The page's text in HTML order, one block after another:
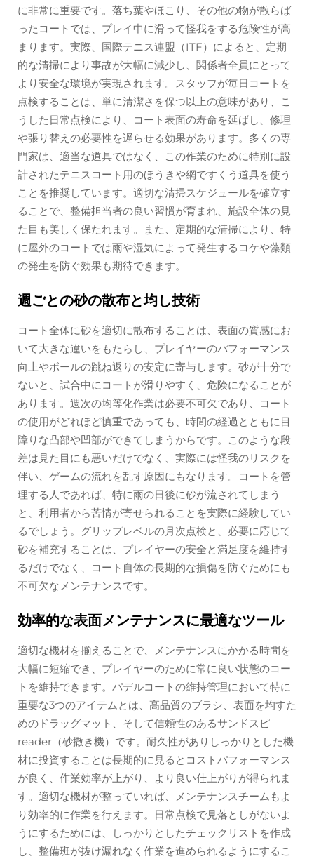
に非常に重要です。落ち葉やほこり、その他の物が散らば
ったコートでは、プレイ中に滑って怪我をする危険性が高
まります。実際、国際テニス連盟（ITF）によると、定期
的な清掃により事故が大幅に減少し、関係者全員にとって
より安全な環境が実現されます。スタッフが毎日コートを
点検することは、単に清潔さを保つ以上の意味があり、こ
うした日常点検により、コート表面の寿命を延ばし、修理
や張り替えの必要性を遅らせる効果があります。多くの専
門家は、適当な道具ではなく、この作業のために特別に設
計されたテニスコート用のほうきや網ですくう道具を使う
ことを推奨しています。適切な清掃スケジュールを確立す
ることで、整備担当者の良い習慣が育まれ、施設全体の見
た目も美しく保たれます。また、定期的な清掃により、特
に屋外のコートでは雨や湿気によって発生するコケや藻類
の発生を防ぐ効果も期待できます。
週ごとの砂の散布と均し技術
コート全体に砂を適切に散布することは、表面の質感にお
いて大きな違いをもたらし、プレイヤーのパフォーマンス
向上やボールの跳ね返りの安定に寄与します。砂が十分で
ないと、試合中にコートが滑りやすく、危険になることが
あります。週次の均等化作業は必要不可欠であり、コート
の使用がどれほど慎重であっても、時間の経過とともに目
障りな凸部や凹部ができてしまうからです。このような段
差は見た目にも悪いだけでなく、実際には怪我のリスクを
伴い、ゲームの流れを乱す原因にもなります。コートを管
理する人であれば、特に雨の日後に砂が流されてしまう
と、利用者から苦情が寄せられることを実際に経験してい
るでしょう。グリップレベルの月次点検と、必要に応じて
砂を補充することは、プレイヤーの安全と満足度を維持す
るだけでなく、コート自体の長期的な損傷を防ぐためにも
不可欠なメンテナンスです。
効率的な表面メンテナンスに最適なツール
適切な機材を揃えることで、メンテナンスにかかる時間を
大幅に短縮でき、プレイヤーのために常に良い状態のコー
トを維持できます。パデルコートの維持管理において特に
重要な3つのアイテムとは、高品質のブラシ、表面を均すた
めのドラッグマット、そして信頼性のあるサンドスピ
reader（砂撒き機）です。耐久性がありしっかりとした機
材に投資することは長期的に見るとコストパフォーマンス
が良く、作業効率が上がり、より良い仕上がりが得られま
す。適切な機材が整っていれば、メンテナンスチームもよ
り効率的に作業を行えます。日常点検で見落としがないよ
うにするためには、しっかりとしたチェックリストを作成
し、整備班が抜け漏れなく作業を進められるようにするこ